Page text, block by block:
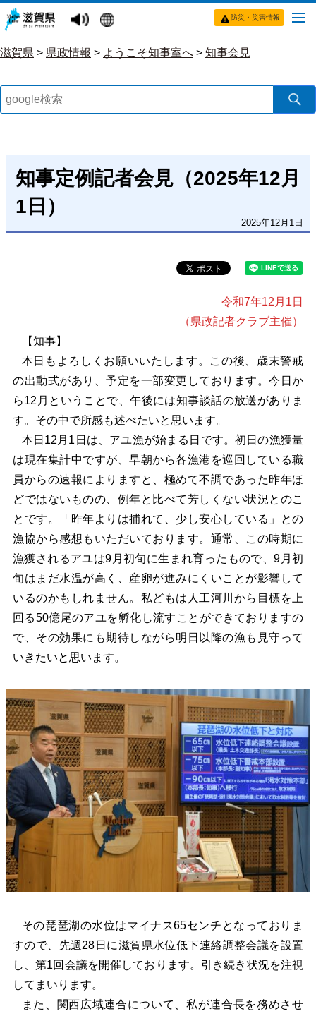
防災・災害情報
滋賀県 > 県政情報 > ようこそ知事室へ > 知事会見
知事定例記者会見（2025年12月
1日）
2025年12月1日
令和7年12月1日
（県政記者クラブ主催）
【知事】
本日もよろしくお願いいたします。この後、歳末警戒
の出動式があり、予定を一部変更しております。今日か
ら12月ということで、午後には知事談話の放送がありま
す。その中で所感も述べたいと思います。
本日12月1日は、アユ漁が始まる日です。初日の漁獲量
は現在集計中ですが、早朝から各漁港を巡回している職
員からの速報によりますと、極めて不調であった昨年ほ
どではないものの、例年と比べて芳しくない状況とのこ
とです。「昨年よりは捕れて、少し安心している」との
漁協から感想もいただいております。通常、この時期に
漁獲されるアユは9月初旬に生まれ育ったもので、9月初
旬はまだ水温が高く、産卵が進みにくいことが影響して
いるのかもしれません。私どもは人工河川から目標を上
回る50億尾のアユを孵化し流すことができておりますの
で、その効果にも期待しながら明日以降の漁も見守って
いきたいと思います。
その琵琶湖の水位はマイナス65センチとなっておりま
すので、先週28日に滋賀県水位低下連絡調整会議を設置
し、第1回会議を開催しております。引き続き状況を注視
してまいります。
また、関西広域連合について、私が連合長を務めさせ